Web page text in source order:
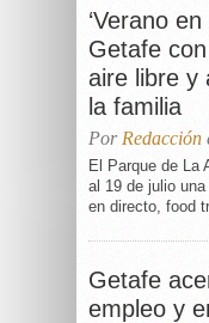
‘Verano
Getafe
aire libre y
la familia
Por Redacción
El Parque de La
al 19 de julio
en directo, food
Getafe
empleo y